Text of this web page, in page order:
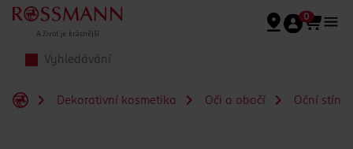
Přeskočit na hlavmní obsah
0
Dekorativní kosmetika Oči a obočí Oční stíny